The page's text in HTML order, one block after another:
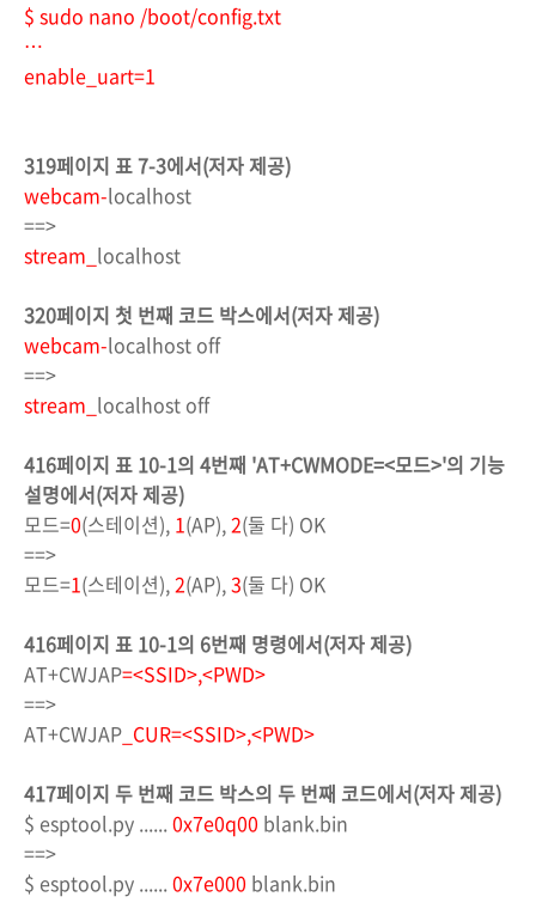
$ sudo nano /boot/config.txt
…
enable_uart=1
319페이지 표 7-3에서(저자 제공)
webcam-localhost
==>
stream_ localhost
320페이지 첫 번째 코드 박스에서(저자 제공)
webcam-localhost off
==>
stream_ localhost off
416페이지 표 10-1의 4번째 'AT+CWMODE=<모드>'의 기능
설명에서(저자 제공)
모드=0(스테이션), 1(AP),2(둘 다) OK
==>
모드=1(스테이션),2(AP),3(둘 다) OK
416페이지 표 10-1의 6번째 명령에서(저자 제공)
AT+CWJAP=<SSID>,<PWD>
==>
AT+CWJAP _CUR=<SSID>,<PWD>
417페이지 두 번째 코드 박스의 두 번째 코드에서(저자 제공)
$ esptool.py ......0x7e0q00 blank.bin
==>
$ esptool.py ......0x7e000 blank.bin